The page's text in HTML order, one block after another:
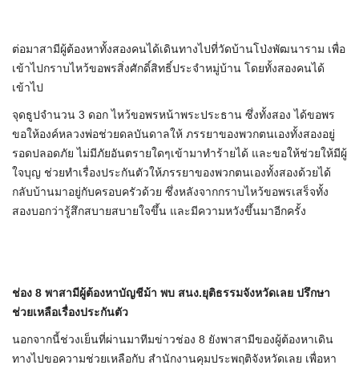
ต่อมาสามีผู้ต้องหาทั้งสองคนได้เดินทางไปที่วัดบ้านโป่งพัฒนาราม เพื่อ
เข้าไปกราบไหว้ขอพรสิ่งศักดิ์สิทธิ์ประจำหมู่บ้าน โดยทั้งสองคนได้
เข้าไป
จุดธูปจำนวน 3 ดอก ไหว้ขอพรหน้าพระประธาน ซึ่งทั้งสอง ได้ขอพร
ขอให้องค์หลวงพ่อช่วยดลบันดาลให้ ภรรยาของพวกตนเองทั้งสองอยู่
รอดปลอดภัย ไม่มีภัยอันตรายใดๆเข้ามาทำร้ายได้ และขอให้ช่วยให้มีผู้
ใจบุญ ช่วยทำเรื่องประกันตัวให้ภรรยาของพวกตนเองทั้งสองด้วยได้
กลับบ้านมาอยู่กับครอบครัวด้วย ซึ่งหลังจากกราบไหว้ขอพรเสร็จทั้ง
สองบอกว่ารู้สึกสบายสบายใจขึ้น และมีความหวังขึ้นมาอีกครั้ง
ช่อง 8 พาสามีผู้ต้องหาบัญชีม้า พบ สนง.ยุติธรรมจังหวัดเลย ปรึกษา
ช่วยเหลือเรื่องประกันตัว
นอกจากนี้ช่วงเย็นที่ผ่านมาทีมข่าวช่อง 8 ยังพาสามีของผู้ต้องหาเดิน
ทางไปขอความช่วยเหลือกับ สำนักงานคุมประพฤติจังหวัดเลย เพื่อหา